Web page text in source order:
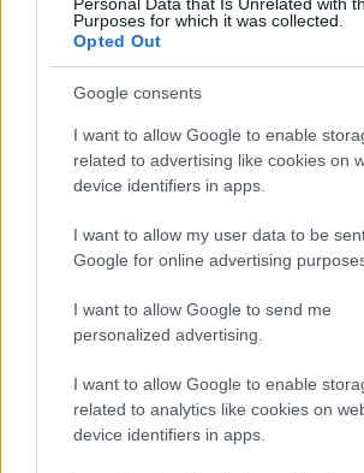
Purposes for which it was collected.
Opted Out
Google consents
I want to allow Google to enable
related to advertising like cookies on
device identifiers in apps.
I want to allow my user data to be
Google for online advertising
I want to allow Google to send me
personalized advertising.
I want to allow Google to enable
related to analytics like cookies on
device identifiers in apps.
Langrenn Allround
Karstein Johaug: – Ikke
på WANG som er utlyst